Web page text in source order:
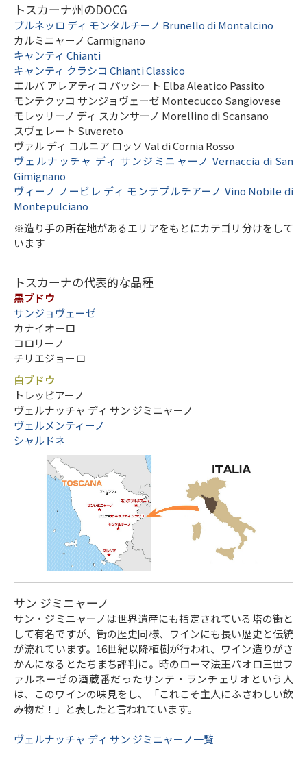
トスカーナ州のDOCG
ブルネッロ ディ モンタルチーノ Brunello di Montalcino
カルミニャーノ Carmignano
キャンティ Chianti
キャンティ クラシコ Chianti Classico
エルバ アレアティコ パッシート Elba Aleatico Passito
モンテクッコ サンジョヴェーゼ Montecucco Sangiovese
モレッリーノ ディ スカンサーノ Morellino di Scansano
スヴェレート Suvereto
ヴァル ディ コルニア ロッソ Val di Cornia Rosso
ヴェルナッチャ ディ サンジミニャーノ Vernaccia di San
Gimignano
ヴィーノ ノービレ ディ モンテプルチアーノ Vino Nobile di
Montepulciano
※造り手の所在地があるエリアをもとにカテゴリ分けをして
います
トスカーナの代表的な品種
黒ブドウ
サンジョヴェーゼ
カナイオーロ
コロリーノ
チリエジョーロ
白ブドウ
トレッビアーノ
ヴェルナッチャ ディ サン ジミニャーノ
ヴェルメンティーノ
シャルドネ
サン ジミニャーノ
サン・ジミニャーノは世界遺産にも指定されている塔の街と
して有名ですが、街の歴史同様、ワインにも長い歴史と伝統
が流れています。16世紀以降植樹が行われ、ワイン造りがさ
かんになるとたちまち評判に。時のローマ法王パオロ三世フ
ァルネーゼの酒蔵番だったサンテ・ランチェリオという人
は、このワインの味見をし、「これこそ主人にふさわしい飲
み物だ！」と表したと言われています。
ヴェルナッチャ ディ サン ジミニャーノ一覧